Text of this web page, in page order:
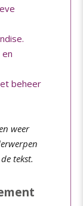
beheer
weer
tekst.